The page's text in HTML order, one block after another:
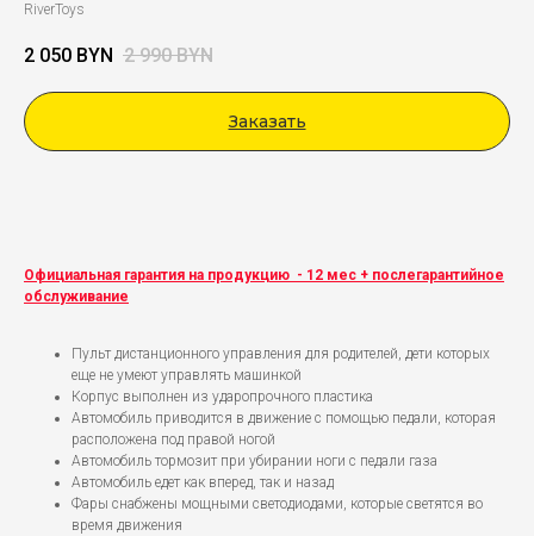
RiverToys
2 050 BYN 2 990 BYN
Заказать
Официальная гарантия на продукцию - 12 мес + послегарантийное
обслуживание
Пульт дистанционного управления для родителей, дети которых
еще не умеют управлять машинкой
Корпус выполнен из ударопрочного пластика
Автомобиль приводится в движение с помощью педали, которая
расположена под правой ногой
Автомобиль тормозит при убирании ноги с педали газа
Автомобиль едет как вперед, так и назад
Фары снабжены мощными светодиодами, которые светятся во
время движения